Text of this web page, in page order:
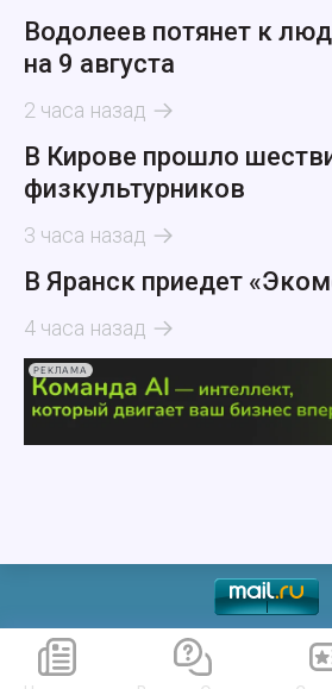
Водолеев потянет к
на 9 августа
2 часа назад
В Кирове прошло
физкультурников
3 часа назад
В Яранск приедет
4 часа назад
РЕКЛАМА